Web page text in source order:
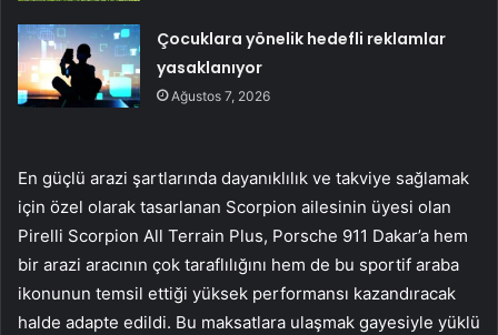
Çocuklara yönelik hedefli reklamlar
yasaklanıyor
Ağustos 7, 2026
En güçlü arazi şartlarında dayanıklılık ve takviye sağlamak
için özel olarak tasarlanan Scorpion ailesinin üyesi olan
Pirelli Scorpion All Terrain Plus, Porsche 911 Dakar’a hem
bir arazi aracının çok taraflılığını hem de bu sportif araba
ikonunun temsil ettiği yüksek performansı kazandıracak
halde adapte edildi. Bu maksatlara ulaşmak gayesiyle yüklü